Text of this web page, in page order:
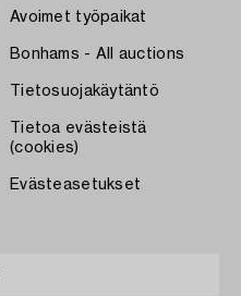
Avoimet työpaikat
Bonhams - All auctions
Tietosuojakäytäntö
Tietoa evästeistä
(cookies)
Evästeasetukset